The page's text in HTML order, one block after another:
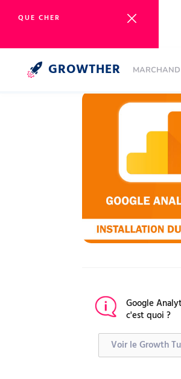
GROWTHER
Google
c'est quoi ?
Voir le Growth